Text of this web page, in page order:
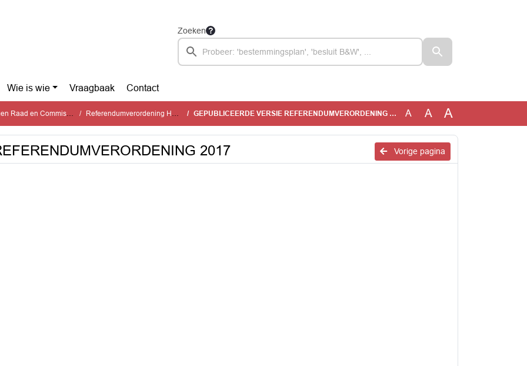
Zoeken
Wie is wie Vraagbaak Contact
Raad en Commissies Referendumverordening Hoorn GEPUBLICEERDE VERSIE REFERENDUMVERORDENING 2017 A A A
Vorige pagina
2017